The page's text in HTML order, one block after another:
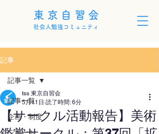
東京自習会
社会人勉強コミュニティ
記事
記事一覧
企画・制度
記事一覧
【サークル活動報告】美術
tss 東京自習会
5月11日 読了時間: 6分